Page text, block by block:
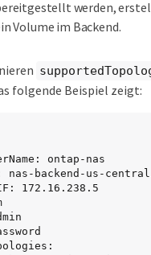
werden,
Volume im Backend.
folgende Beispiel zeigt:
ontap-nas
nas-backend-us-
172.16.238.5